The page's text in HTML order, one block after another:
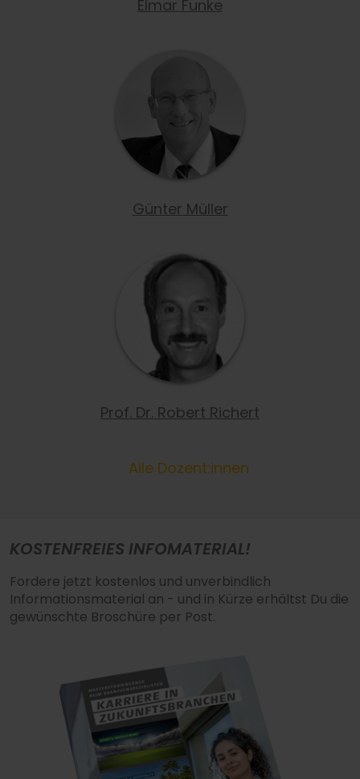
Elmar Funke
Günter Müller
Prof. Dr. Robert Richert
Alle Dozent:innen
KOSTENFREIES INFOMATERIAL!
Fordere jetzt kostenlos und unverbindlich
Informationsmaterial an - und in Kürze erhältst Du die
gewünschte Broschüre per Post.